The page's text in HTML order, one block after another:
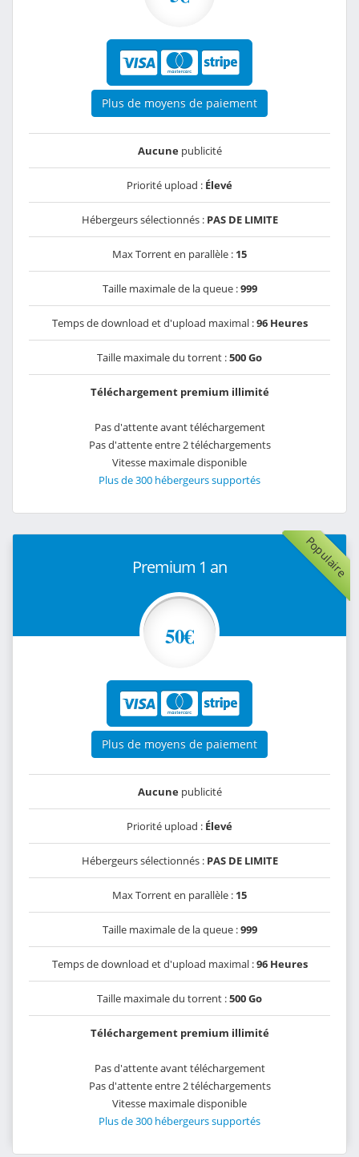
Plus de moyens de paiement
Aucunepublicité
Priorité upload : Élevé
Hébergeurs sélectionnés : PAS DE LIMITE
Max Torrent en parallèle : 15
Taille maximale de la queue :999
Temps de download et d'upload maximal :96 Heures
Taille maximale du torrent :500 Go
Téléchargement premium illimité
Pas d'attente avant téléchargement
Pas d'attente entre 2 téléchargements
Vitesse maximale disponible
Plus de 300 hébergeurs supportés
Populaire
Premium 1 an
50€
Plus de moyens de paiement
Aucunepublicité
Priorité upload : Élevé
Hébergeurs sélectionnés : PAS DE LIMITE
Max Torrent en parallèle : 15
Taille maximale de la queue :999
Temps de download et d'upload maximal :96 Heures
Taille maximale du torrent :500 Go
Téléchargement premium illimité
Pas d'attente avant téléchargement
Pas d'attente entre 2 téléchargements
Vitesse maximale disponible
Plus de 300 hébergeurs supportés